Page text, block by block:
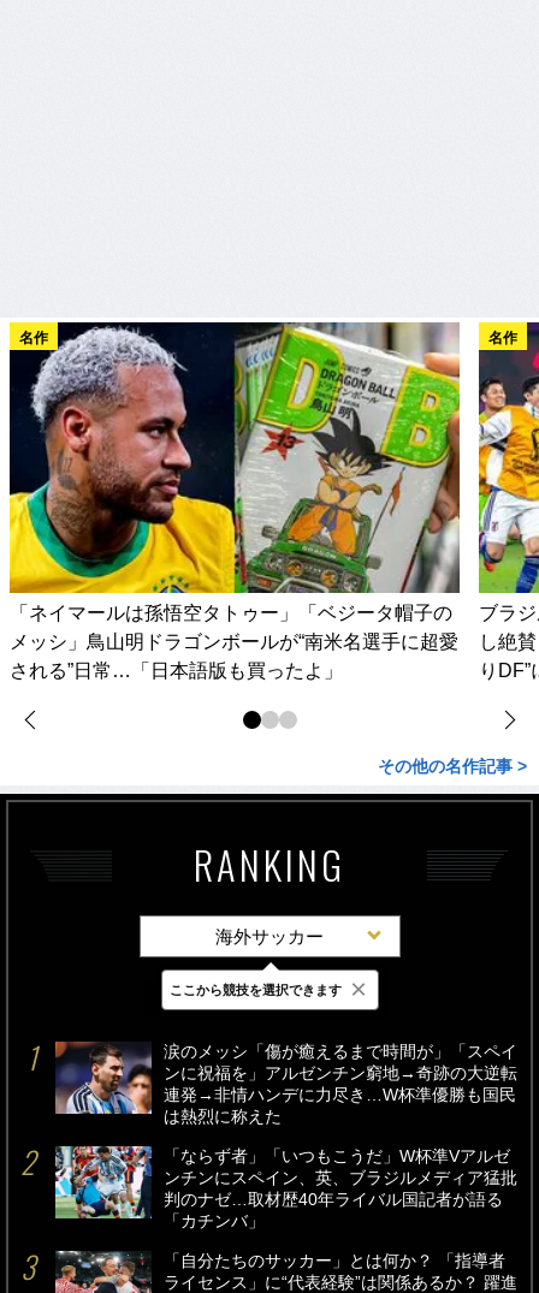
名作
「ネイマールは孫悟空タトゥー」「ベジータ帽子の
メッシ」鳥山明ドラゴンボールが“南米名選手に超愛
される”日常…「日本語版も買ったよ」
名作
ブラ
し絶
り
その他の名作記事 >
RANKING
海外サッカー
最新 24時間 週間
涙のメッシ「傷が癒えるまで時間が」「スペイ
ンに祝福を」アルゼンチン窮地→奇跡の大逆転
連発→非情ハンデに力尽き…W杯準優勝も国民
は熱烈に称えた
「ならず者」「いつもこうだ」W杯準Vアルゼ
ンチンにスペイン、英、ブラジルメディア猛批
判のナゼ…取材歴40年ライバル国記者が語る
「カチンバ」
「自分たちのサッカー」とは何か？ 「指導者
ライセンス」に“代表経験”は関係あるか？ 躍進
ここから競技を選択できます ×